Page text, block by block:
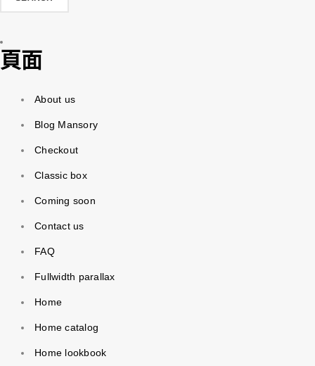
頁面
About us
Blog Mansory
Checkout
Classic box
Coming soon
Contact us
FAQ
Fullwidth parallax
Home
Home catalog
Home lookbook